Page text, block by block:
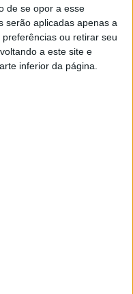
de se opor a esse
serão aplicadas apenas a
ou retirar seu
a este site e
inferior da página.
na liderança do
as definições não
nem de loge. A